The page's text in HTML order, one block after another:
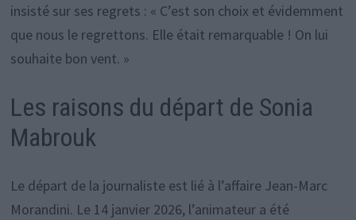
insisté sur ses regrets : « C’est son choix et évidemment
que nous le regrettons. Elle était remarquable ! On lui
souhaite bon vent. »
Les raisons du départ de Sonia
Mabrouk
Le départ de la journaliste est lié à l’affaire Jean-Marc
Morandini. Le 14 janvier 2026, l’animateur a été